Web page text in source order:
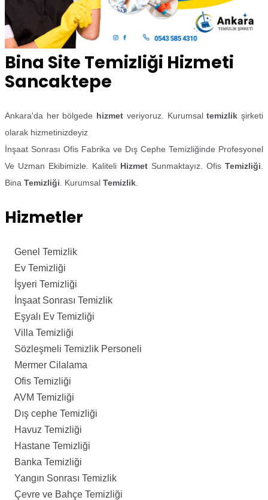
Bina Site Temizliği Hizmeti
Sancaktepe
Ankara'da her bölgede hizmet veriyoruz. Kurumsaltemizlik şirketi
olarak hizmetinizdeyiz
İnşaat Sonrası Ofis Fabrika ve Dış Cephe Temizliğinde Profesyonel
Ve Uzman Ekibimizle. Kaliteli Hizmet Sunmaktayız. Ofis Temizliği
Bina Temizliği . Kurumsal Temizlik
Hizmetler
Genel Temizlik
Ev Temizliği
İşyeri Temizliği
İnşaat Sonrası Temizlik
Eşyalı Ev Temizliği
Villa Temizliği
Sözleşmeli Temizlik Personeli
Mermer Cilalama
Ofis Temizliği
AVM Temizliği
Dış cephe Temizliği
Havuz Temizliği
Hastane Temizliği
Banka Temizliği
Yangın Sonrası Temizlik
Çevre ve Bahçe Temizliği